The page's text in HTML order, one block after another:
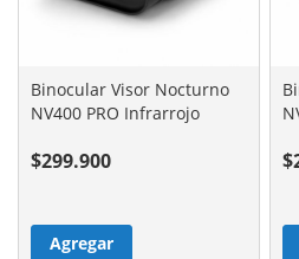
Binocular Visor Nocturno
NV400 PRO Infrarrojo
$299.900
Agregar